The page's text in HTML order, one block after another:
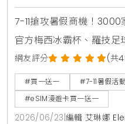
7-11搶攻暑假商機！
官方梅西冰霸杯、羅技
椒麻熱狗。針對親子家庭
會，免費下載環保手掌繪
漫遊網卡享買1送1。
網友評分 (共
#買一送一
#7-11暑假活
#eSIM漫遊卡買一送一
2026/06/23 編輯 艾琳娜